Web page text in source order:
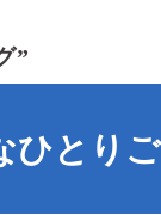
”
ひとり